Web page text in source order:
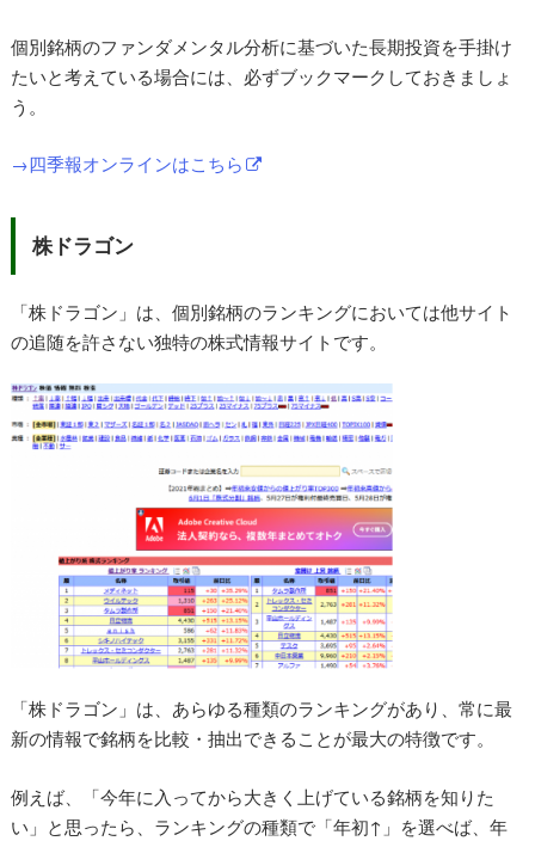
個別銘柄のファンダメンタル分析に基づいた長期投資を手掛け
たいと考えている場合には、必ずブックマークしておきましょ
う。
→四季報オンラインはこちら
株ドラゴン
「株ドラゴン」は、個別銘柄のランキングにおいては他サイト
の追随を許さない独特の株式情報サイトです。
「株ドラゴン」は、あらゆる種類のランキングがあり、常に最
新の情報で銘柄を比較・抽出できることが最大の特徴です。
例えば、「今年に入ってから大きく上げている銘柄を知りた
い」と思ったら、ランキングの種類で「年初↑」を選べば、年